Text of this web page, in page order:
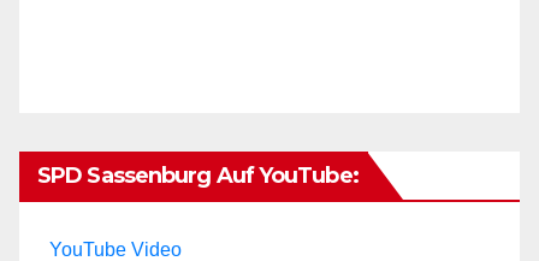
SPD Sassenburg Auf YouTube:
YouTube Video